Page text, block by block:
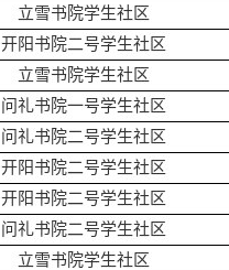
立雪书院学生社区
开阳书院二号学生社区
立雪书院学生社区
问礼书院一号学生社区
问礼书院二号学生社区
开阳书院二号学生社区
开阳书院二号学生社区
问礼书院二号学生社区
立雪书院学生社区